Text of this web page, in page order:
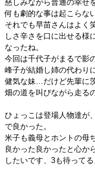
慈しみながら普通の幸せ
何も劇的な事は起こらな
それでも早苗さんはよく
しさ辛さを口に出せる様
なったね。
今回は千代子がまるで影
峰子が結婚し姉の代わり
健気な妹…だけど先輩に
畑の道を叫びながら走る
ひょっこは登場人物達が
で良かった。
米子も義母とホントの母
良かった良かったと心か
したいです、3も待ってる